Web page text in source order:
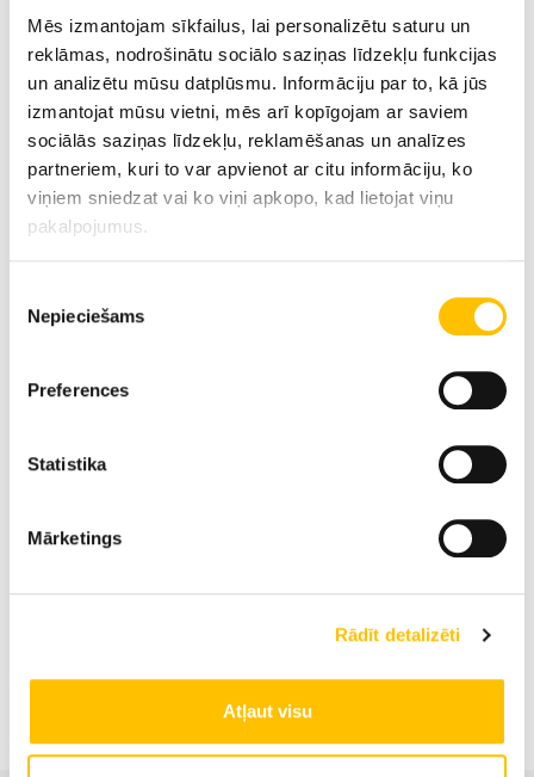
Mēs izmantojam sīkfailus, lai personalizētu saturu un
reklāmas, nodrošinātu sociālo saziņas līdzekļu funkcijas
un analizētu mūsu datplūsmu. Informāciju par to, kā jūs
izmantojat mūsu vietni, mēs arī kopīgojam ar saviem
sociālās saziņas līdzekļu, reklamēšanas un analīzes
partneriem, kuri to var apvienot ar citu informāciju, ko
viņiem sniedzat vai ko viņi apkopo, kad lietojat viņu
pakalpojumus.
izvēle
Nepieciešams
Preferences
Statistika
Mārketings
Rādīt detalizēti
Atļaut visu
6,390
0.90